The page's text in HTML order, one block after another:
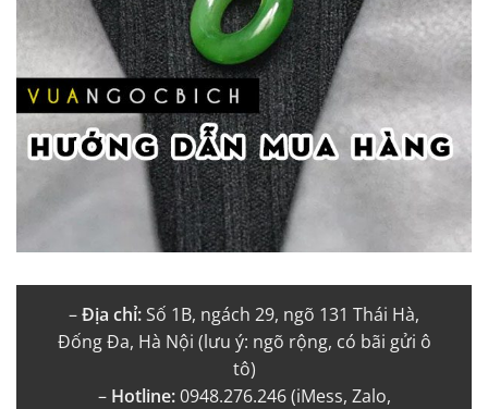
–Địa chỉ:Số 1B, ngách 29, ngõ 131 Thái Hà,
Đống Đa, Hà Nội (lưu ý: ngõ rộng, có bãi gửi ô
tô)
– Hotline:0948.276.246 (iMess, Zalo,